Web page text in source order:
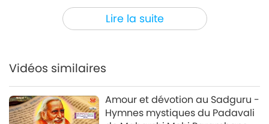
Lire la suite
Emptiness. From the Emptiness, the Tao
appeared. The Tao is the Almighty, which then
between Yin Light and Yang Light created a
“Big Bang.” From the Big Bang, the planets in
the universe came into being, and then the
Vidéos similaires
Amour et dévotion au Sadguru -
Hymnes mystiques du Padavali